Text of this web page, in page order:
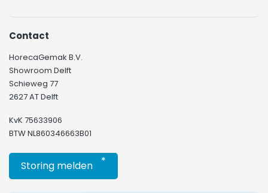
Contact
HorecaGemak B.V.
Showroom Delft
Schieweg 77
2627 AT Delft
KvK 75633906
BTW NL860346663B01
Storing melden *